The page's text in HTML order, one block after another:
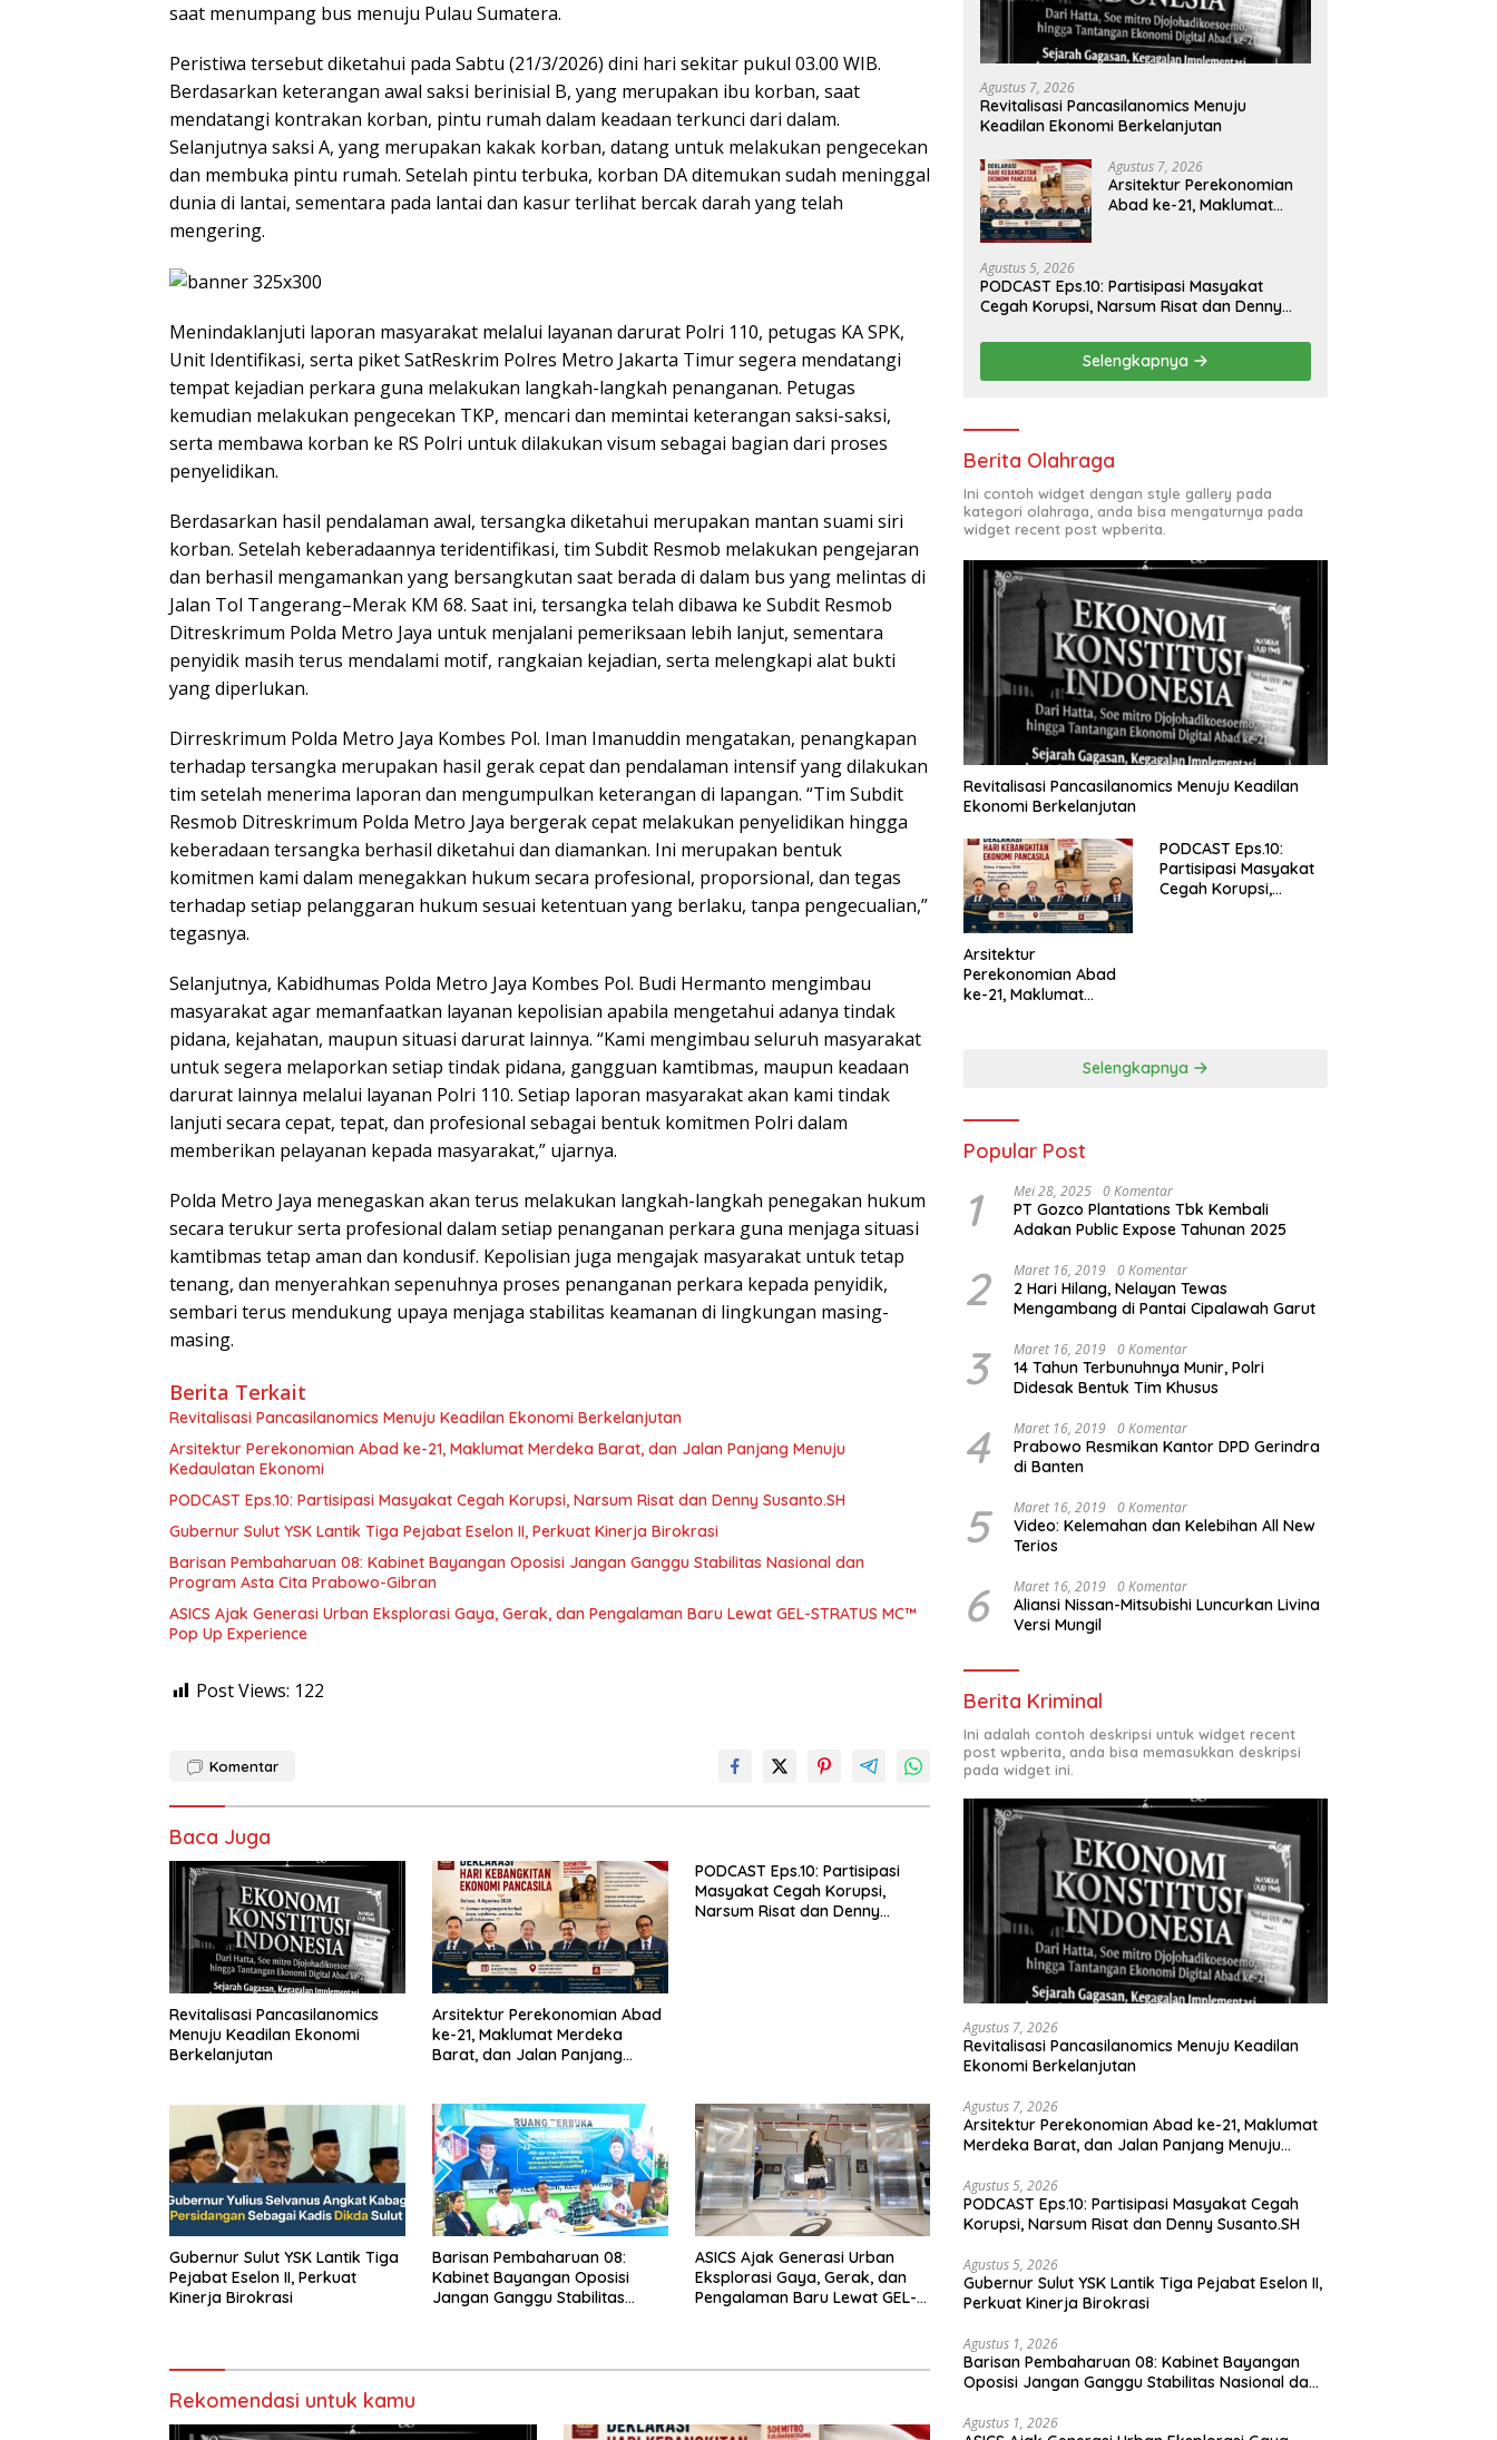
saat menumpang bus menuju Pulau Sumatera.
Peristiwa tersebut diketahui pada Sabtu (21/3/2026) dini hari sekitar pukul 03.00 WIB.
Berdasarkan keterangan awal saksi berinisial B, yang merupakan ibu korban, saat
mendatangi kontrakan korban, pintu rumah dalam keadaan terkunci dari dalam.
Selanjutnya saksi A, yang merupakan kakak korban, datang untuk melakukan pengecekan
dan membuka pintu rumah. Setelah pintu terbuka, korban DA ditemukan sudah meninggal
dunia di lantai, sementara pada lantai dan kasur terlihat bercak darah yang telah
mengering.
Menindaklanjuti laporan masyarakat melalui layanan darurat Polri 110, petugas KA SPK,
Unit Identifikasi, serta piket SatReskrim Polres Metro Jakarta Timur segera mendatangi
tempat kejadian perkara guna melakukan langkah-langkah penanganan. Petugas
kemudian melakukan pengecekan TKP, mencari dan memintai keterangan saksi-saksi,
serta membawa korban ke RS Polri untuk dilakukan visum sebagai bagian dari proses
penyelidikan.
Berdasarkan hasil pendalaman awal, tersangka diketahui merupakan mantan suami siri
korban. Setelah keberadaannya teridentifikasi, tim Subdit Resmob melakukan pengejaran
dan berhasil mengamankan yang bersangkutan saat berada di dalam bus yang melintas di
Jalan Tol Tangerang–Merak KM 68. Saat ini, tersangka telah dibawa ke Subdit Resmob
Ditreskrimum Polda Metro Jaya untuk menjalani pemeriksaan lebih lanjut, sementara
penyidik masih terus mendalami motif, rangkaian kejadian, serta melengkapi alat bukti
yang diperlukan.
Dirreskrimum Polda Metro Jaya Kombes Pol. Iman Imanuddin mengatakan, penangkapan
terhadap tersangka merupakan hasil gerak cepat dan pendalaman intensif yang dilakukan
tim setelah menerima laporan dan mengumpulkan keterangan di lapangan. “Tim Subdit
Resmob Ditreskrimum Polda Metro Jaya bergerak cepat melakukan penyelidikan hingga
keberadaan tersangka berhasil diketahui dan diamankan. Ini merupakan bentuk
komitmen kami dalam menegakkan hukum secara profesional, proporsional, dan tegas
terhadap setiap pelanggaran hukum sesuai ketentuan yang berlaku, tanpa pengecualian,”
tegasnya.
Selanjutnya, Kabidhumas Polda Metro Jaya Kombes Pol. Budi Hermanto mengimbau
masyarakat agar memanfaatkan layanan kepolisian apabila mengetahui adanya tindak
pidana, kejahatan, maupun situasi darurat lainnya. “Kami mengimbau seluruh masyarakat
untuk segera melaporkan setiap tindak pidana, gangguan kamtibmas, maupun keadaan
darurat lainnya melalui layanan Polri 110. Setiap laporan masyarakat akan kami tindak
lanjuti secara cepat, tepat, dan profesional sebagai bentuk komitmen Polri dalam
memberikan pelayanan kepada masyarakat,” ujarnya.
Polda Metro Jaya menegaskan akan terus melakukan langkah-langkah penegakan hukum
secara terukur serta profesional dalam setiap penanganan perkara guna menjaga situasi
kamtibmas tetap aman dan kondusif. Kepolisian juga mengajak masyarakat untuk tetap
tenang, dan menyerahkan sepenuhnya proses penanganan perkara kepada penyidik,
sembari terus mendukung upaya menjaga stabilitas keamanan di lingkungan masing-
masing.
Berita Terkait
Revitalisasi Pancasilanomics Menuju Keadilan Ekonomi Berkelanjutan
Arsitektur Perekonomian Abad ke-21, Maklumat Merdeka Barat, dan Jalan Panjang Menuju
Kedaulatan Ekonomi
PODCAST Eps.10: Partisipasi Masyakat Cegah Korupsi, Narsum Risat dan Denny Susanto.SH
Gubernur Sulut YSK Lantik Tiga Pejabat Eselon II, Perkuat Kinerja Birokrasi
Barisan Pembaharuan 08: Kabinet Bayangan Oposisi Jangan Ganggu Stabilitas Nasional dan
Program Asta Cita Prabowo-Gibran
ASICS Ajak Generasi Urban Eksplorasi Gaya, Gerak, dan Pengalaman Baru Lewat GEL-STRATUS MC™
Pop Up Experience
Post Views: 122
Komentar
Baca Juga
Revitalisasi Pancasilanomics
Menuju Keadilan Ekonomi
Berkelanjutan
Arsitektur Perekonomian Abad
ke-21, Maklumat Merdeka
Barat, dan Jalan Panjang
PODCAST Eps.10: Partisipasi
Masyakat Cegah Korupsi,
Narsum Risat dan Denny
Gubernur Sulut YSK Lantik Tiga
Pejabat Eselon II, Perkuat
Kinerja Birokrasi
Barisan Pembaharuan 08:
Kabinet Bayangan Oposisi
Jangan Ganggu Stabilitas
ASICS Ajak Generasi Urban
Eksplorasi Gaya, Gerak, dan
Pengalaman Baru Lewat GEL-
Rekomendasi untuk kamu
Agustus 7, 2026
Revitalisasi Pancasilanomics Menuju
Keadilan Ekonomi Berkelanjutan
Agustus 7, 2026
Arsitektur Perekonomian
Abad ke-21, Maklumat
Agustus 5, 2026
PODCAST Eps.10: Partisipasi Masyakat
Cegah Korupsi, Narsum Risat dan Denny
Selengkapnya
Berita Olahraga
Ini contoh widget dengan style gallery pada
kategori olahraga, anda bisa mengaturnya pada
widget recent post wpberita.
Revitalisasi Pancasilanomics Menuju Keadilan
Ekonomi Berkelanjutan
Arsitektur
Perekonomian Abad
ke-21, Maklumat
PODCAST Eps.10:
Partisipasi Masyakat
Cegah Korupsi,
Selengkapnya
Popular Post
1 Mei 28, 2025 0 Komentar
PT Gozco Plantations Tbk Kembali
Adakan Public Expose Tahunan 2025
2 Maret 16, 2019 0 Komentar
2 Hari Hilang, Nelayan Tewas
Mengambang di Pantai Cipalawah Garut
3 Maret 16, 2019 0 Komentar
14 Tahun Terbunuhnya Munir, Polri
Didesak Bentuk Tim Khusus
4 Maret 16, 2019 0 Komentar
Prabowo Resmikan Kantor DPD Gerindra
di Banten
5 Maret 16, 2019 0 Komentar
Video: Kelemahan dan Kelebihan All New
Terios
6 Maret 16, 2019 0 Komentar
Aliansi Nissan-Mitsubishi Luncurkan Livina
Versi Mungil
Berita Kriminal
Ini adalah contoh deskripsi untuk widget recent
post wpberita, anda bisa memasukkan deskripsi
pada widget ini.
Agustus 7, 2026
Revitalisasi Pancasilanomics Menuju Keadilan
Ekonomi Berkelanjutan
Agustus 7, 2026
Arsitektur Perekonomian Abad ke-21, Maklumat
Merdeka Barat, dan Jalan Panjang Menuju
Agustus 5, 2026
PODCAST Eps.10: Partisipasi Masyakat Cegah
Korupsi, Narsum Risat dan Denny Susanto.SH
Agustus 5, 2026
Gubernur Sulut YSK Lantik Tiga Pejabat Eselon II,
Perkuat Kinerja Birokrasi
Agustus 1, 2026
Barisan Pembaharuan 08: Kabinet Bayangan
Oposisi Jangan Ganggu Stabilitas Nasional dan
Agustus 1, 2026